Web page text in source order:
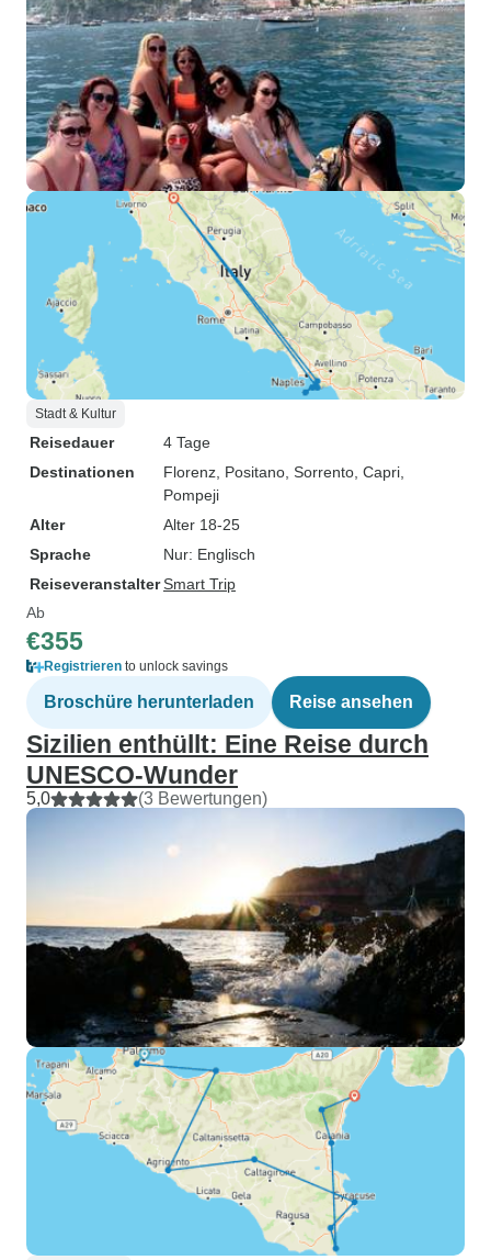
Stadt & Kultur
Reisedauer
4 Tage
Destinationen
Florenz , Positano , Sorrento , Capri
Pompeji
Alter
Alter 18-25
Sprache
Nur: Englisch
ReiseveranstalterSmart Trip
Ab
€355
Registrieren to unlock savings
Broschüre herunterladen Reise ansehen
Sizilien enthüllt: Eine Reise durch
UNESCO-Wunder
5,0 (3 Bewertungen)